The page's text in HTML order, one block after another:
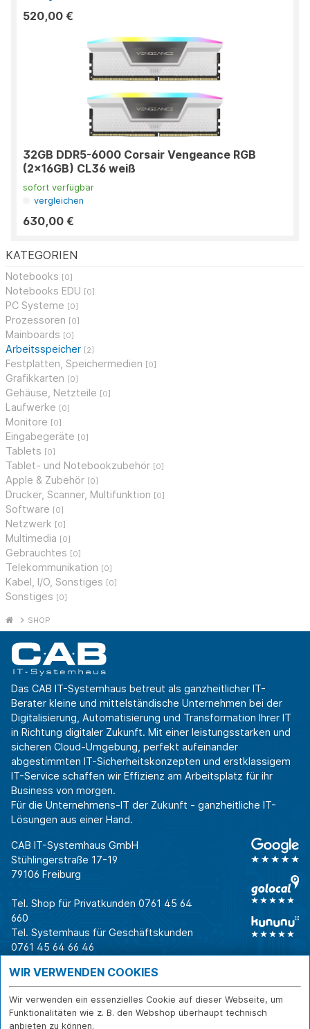
KATEGORIEN
Notebooks [0]
Notebooks EDU [0]
PC Systeme [0]
Prozessoren [0]
Mainboards [0]
Arbeitsspeicher [2]
Festplatten, Speichermedien [0]
Grafikkarten [0]
Gehäuse, Netzteile [0]
Laufwerke [0]
Monitore [0]
Eingabegeräte [0]
Tablets [0]
Tablet- und Notebookzubehör [0]
Apple & Zubehör [0]
Drucker, Scanner, Multifunktion [0]
Software [0]
Netzwerk [0]
Multimedia [0]
Gebrauchtes [0]
Telekommunikation [0]
Kabel, I/O, Sonstiges [0]
Sonstiges [0]
520,00 €
32GB DDR5-6000 Corsair Vengeance RGB
(2x16GB) CL36 weiß
sofort verfügbar
vergleichen
630,00 €
SHOP
Das CAB IT-Systemhaus betreut als ganzheitlicher IT-
Berater kleine und mittelständische Unternehmen bei der
Digitalisierung, Automatisierung und Transformation Ihrer IT
in Richtung digitaler Zukunft. Mit einer leistungsstarken und
sicheren Cloud-Umgebung, perfekt aufeinander
abgestimmten IT-Sicherheitskonzepten und erstklassigem
IT-Service schaffen wir Effizienz am Arbeitsplatz für ihr
Business von morgen.
Für die Unternehmens-IT der Zukunft - ganzheitliche IT-
Lösungen aus einer Hand.
CAB IT-Systemhaus GmbH
Stühlingerstraße 17-19
79106 Freiburg
Tel. Shop für Privatkunden 0761 45 64
660
Tel. Systemhaus für Geschäftskunden
0761 45 64 66 46
Warum CAB
Für Business-
Entscheider
Für IT-Leiter
IT für
IT-Security
IT-Infrastruktur
IT-Beratung und
Service
Reparatur
WIR VERWENDEN COOKIES
Wir verwenden ein essenzielles Cookie auf dieser Webseite, um
Funktionalitäten wie z. B. den Webshop überhaupt technisch
anbieten zu können.